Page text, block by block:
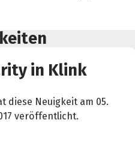
in Klink
diese Neuigkeit am 05.
veröffentlicht.